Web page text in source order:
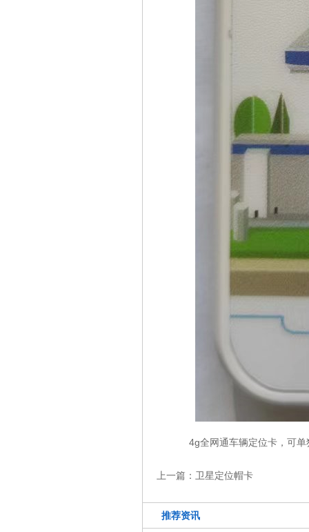
4g全网通车辆定位卡，可单
上一篇： 卫星定位帽卡
推荐资讯